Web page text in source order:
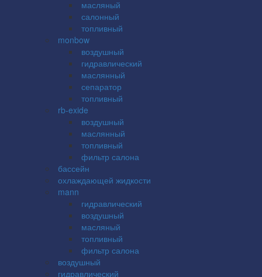
масляный
салонный
топливный
monbow
воздушный
гидравлический
маслянный
сепаратор
топливный
rb-exide
воздушный
маслянный
топливный
фильтр салона
бассейн
охлаждающей жидкости
mann
гидравлический
воздушный
масляный
топливный
фильтр салона
воздушный
гидравлический